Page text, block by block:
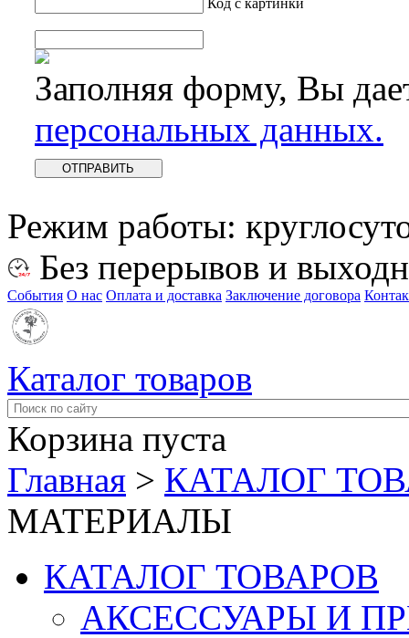
Код с картинки
Заполняя форму, Вы
персональных данных.
Режим работы:
Без перерывов и
События О нас Оплата и доставка Заключение договора
Каталог товаров
Корзина пуста
Главная > КАТАЛОГ
МАТЕРИАЛЫ
КАТАЛОГ ТОВАРОВ
АКСЕССУАРЫ И